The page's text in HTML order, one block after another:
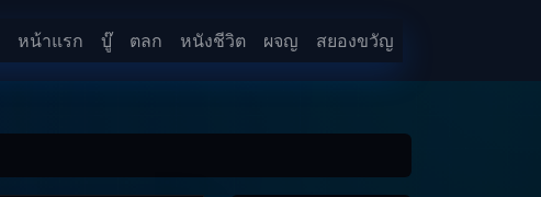
หน้าแรก บู๊ ตลก หนังชีวิต ผจญ สยองขวัญ